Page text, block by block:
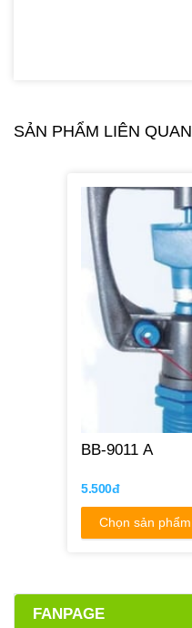
SẢN PHẨM LIÊN QUAN
BB-9011 A
5.500đ
Chọn sản phẩm
FANPAGE